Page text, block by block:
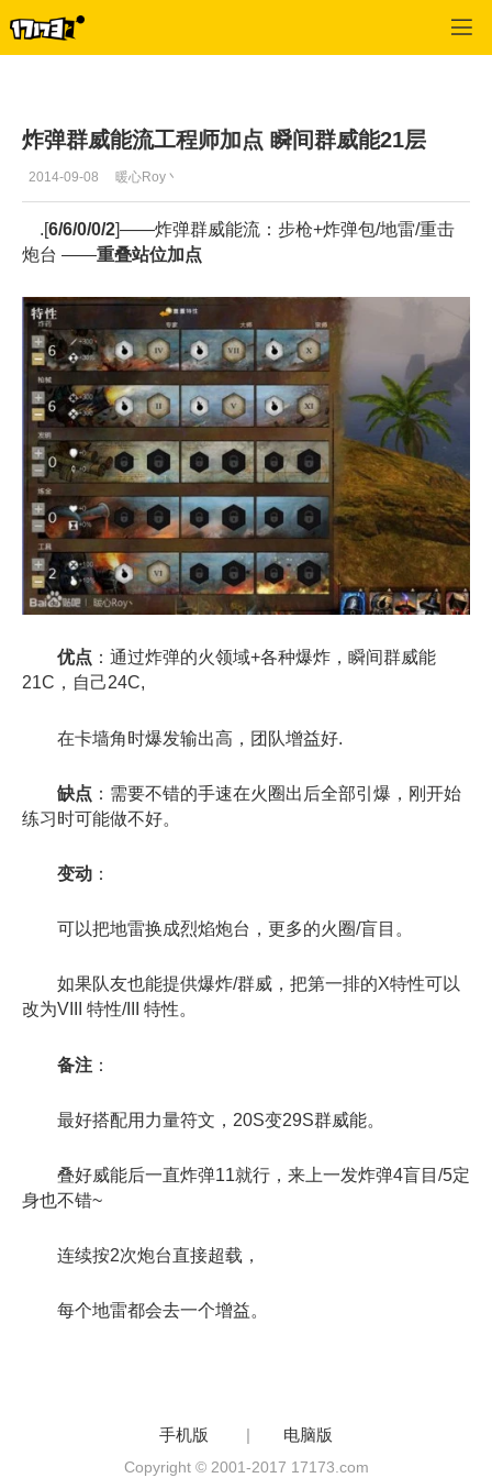
炸弹群威能流工程师加点 瞬间群威能21层
2014-09-08 暖心Roy丶
.[6/6/0/0/2]——炸弹群威能流：步枪+炸弹包/地雷/重击
炮台 ——重叠站位加点
优点 ：通过炸弹的火领域+各种爆炸，瞬间群威能
21C，自己24C,
在卡墙角时爆发输出高，团队增益好.
缺点 ：需要不错的手速在火圈出后全部引爆，刚开始
练习时可能做不好。
变动 ：
可以把地雷换成烈焰炮台，更多的火圈/盲目。
如果队友也能提供爆炸/群威，把第一排的X特性可以
改为VIII 特性/III 特性。
备注 ：
最好搭配用力量符文，20S变29S群威能。
叠好威能后一直炸弹11就行，来上一发炸弹4盲目/5定
身也不错~
连续按2次炮台直接超载，
每个地雷都会去一个增益。
手机版 | 电脑版
Copyright © 2001-2017 17173.com